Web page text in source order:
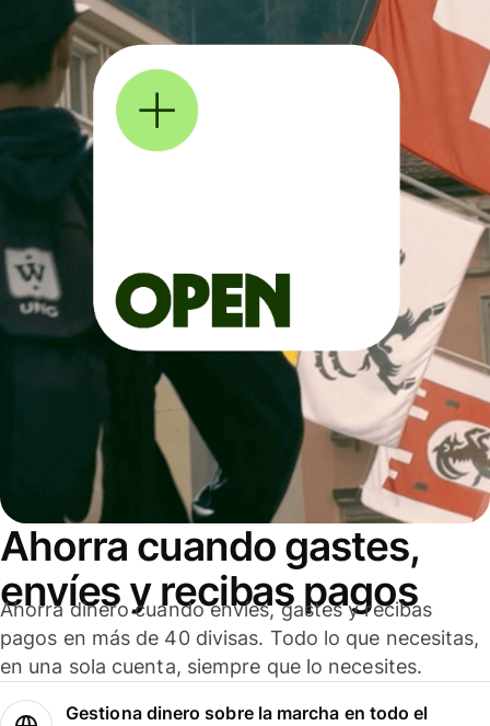
Ahorra cuando gastes,
envíes y recibas pagos
Ahorra dinero cuando envíes, gastes y recibas
pagos en más de 40 divisas. Todo lo que necesitas,
en una sola cuenta, siempre que lo necesites.
Gestiona dinero sobre la marcha en todo el